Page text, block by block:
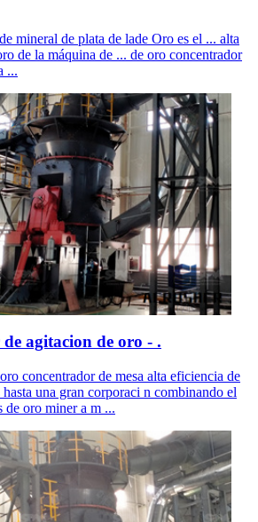
mineral de plata de lade Oro es el ... alta
de la máquina de ... de oro concentrador
...
agitacion de oro - .
concentrador de mesa alta eficiencia de
una gran corporaci n combinando el
de oro miner a m ...